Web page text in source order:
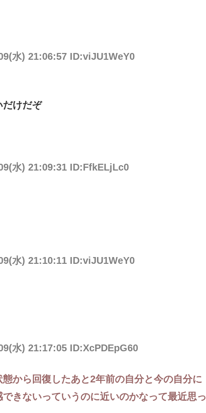
水) 21:06:57 ID:viJU1WeY0
だけだぞ
水) 21:09:31 ID:FfkELjLc0
水) 21:10:11 ID:viJU1WeY0
水) 21:17:05 ID:XcPDEpG60
から回復したあと2年前の自分と今の自分に
きないっていうのに近いのかなって最近思っ